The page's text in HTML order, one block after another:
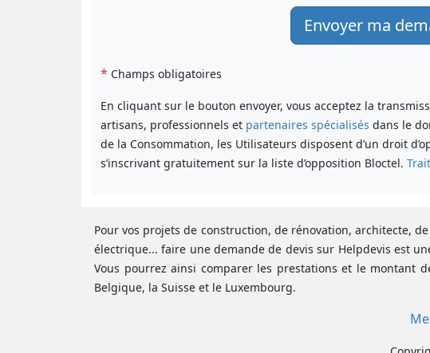
Envoyer
* Champs obligatoires
En cliquant sur le bouton envoyer, vous acceptez la
artisans, professionnels et partenaires spécialisés dans le
de la Consommation, les Utilisateurs disposent d’un droit
s’inscrivant gratuitement sur la liste d’opposition Bloctel.
Pour vos projets de construction, de rénovation, architecte,
électrique... faire une demande de devis sur Helpdevis est
Vous pourrez ainsi comparer les prestations et le montant
Belgique, la Suisse et le Luxembourg.